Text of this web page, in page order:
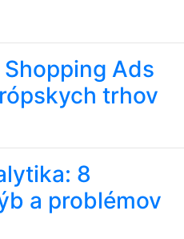
Ads
trhov
8
a problémov